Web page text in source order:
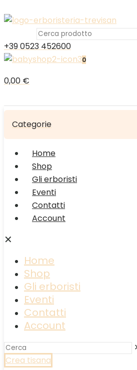
+39 0523 452600
0
0,00 €
Categorie
Home
Shop
Gli erboristi
Eventi
Contatti
Account
✕
Home
Shop
Gli erboristi
Eventi
Contatti
Account
Crea tisana